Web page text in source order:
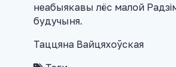
неабыякавы лёс малой
будучыня.
Таццяна Вайцяхоўская